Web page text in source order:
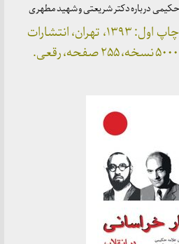
درباره دکتر شریعتی و شهید مطهری
به کوشش مرتضی کیا، چاپ اول: ۱۳۹۳، تهران، انتشارات